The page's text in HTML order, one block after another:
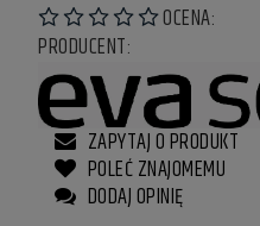
OCENA:
PRODUCENT:
ZAPYTAJ O PRODUKT
POLEĆ ZNAJOMEMU
DODAJ OPINIĘ